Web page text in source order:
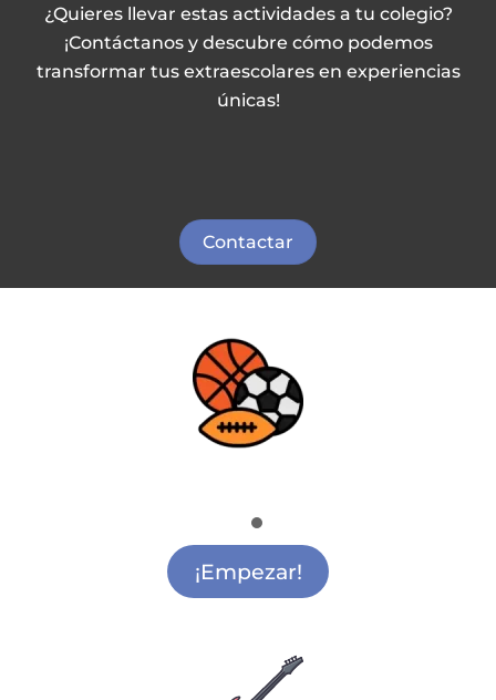
¿Quieres llevar estas actividades a tu colegio?
¡Contáctanos y descubre cómo podemos
transformar tus extraescolares en experiencias
únicas!
Contactar
Actividades Extraescolares Deportivas Getafe
¡Empezar!